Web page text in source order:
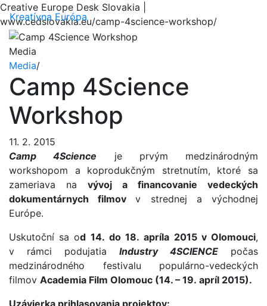
Creative Europe Desk Slovakia |
www.cedslovakia.eu/camp-4science-workshop/
Kreatívna Európa
Media
Media/
Camp 4Science
Workshop
11. 2. 2015
Camp 4Science je prvým medzinárodným
workshopom a koprodukčným stretnutím, ktoré sa
zameriava na vývoj a financovanie vedeckých
dokumentárnych filmovv strednej a východnej
Európe.
Uskutoční sa od 14. do 18. apríla 2015 v Olomouci,
v rámci podujatia Industry 4SCIENCEpočas
medzinárodného festivalu populárno-vedeckých
filmov Academia Film Olomouc (14. – 19. apríl 2015).
Uzávierka prihlasovania projektov: